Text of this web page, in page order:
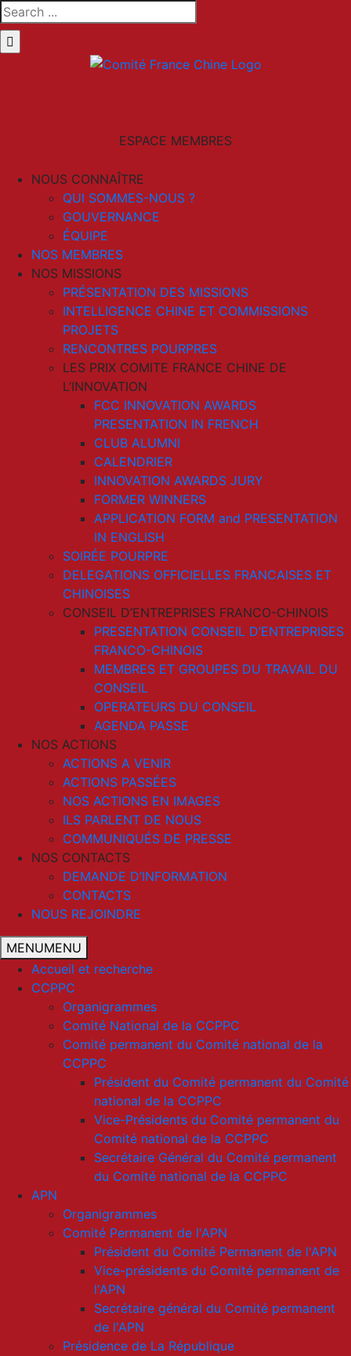
Skip
to
content
Search
for:
ESPACE MEMBRES
NOUS CONNAÎTRE
QUI SOMMES-NOUS ?
GOUVERNANCE
ÉQUIPE
NOS MEMBRES
NOS MISSIONS
PRÉSENTATION DES MISSIONS
INTELLIGENCE CHINE ET COMMISSIONS
PROJETS
RENCONTRES POURPRES
LES PRIX COMITE FRANCE CHINE DE
L’INNOVATION
FCC INNOVATION AWARDS
PRESENTATION IN FRENCH
CLUB ALUMNI
CALENDRIER
INNOVATION AWARDS JURY
FORMER WINNERS
APPLICATION FORM and PRESENTATION
IN ENGLISH
SOIRÉE POURPRE
DELEGATIONS OFFICIELLES FRANCAISES ET
CHINOISES
CONSEIL D’ENTREPRISES FRANCO-CHINOIS
PRESENTATION CONSEIL D’ENTREPRISES
FRANCO-CHINOIS
MEMBRES ET GROUPES DU TRAVAIL DU
CONSEIL
OPERATEURS DU CONSEIL
AGENDA PASSE
NOS ACTIONS
ACTIONS A VENIR
ACTIONS PASSÉES
NOS ACTIONS EN IMAGES
ILS PARLENT DE NOUS
COMMUNIQUÉS DE PRESSE
NOS CONTACTS
DEMANDE D’INFORMATION
CONTACTS
NOUS REJOINDRE
MENUMENU
Accueil et recherche
CCPPC
Organigrammes
Comité National de la CCPPC
Comité permanent du Comité national de la
CCPPC
Président du Comité permanent du Comité
national de la CCPPC
Vice-Présidents du Comité permanent du
Comité national de la CCPPC
Secrétaire Général du Comité permanent
du Comité national de la CCPPC
APN
Organigrammes
Comité Permanent de l'APN
Président du Comité Permanent de l'APN
Vice-présidents du Comité permanent de
l'APN
Secrétaire général du Comité permanent
de l'APN
Présidence de La République